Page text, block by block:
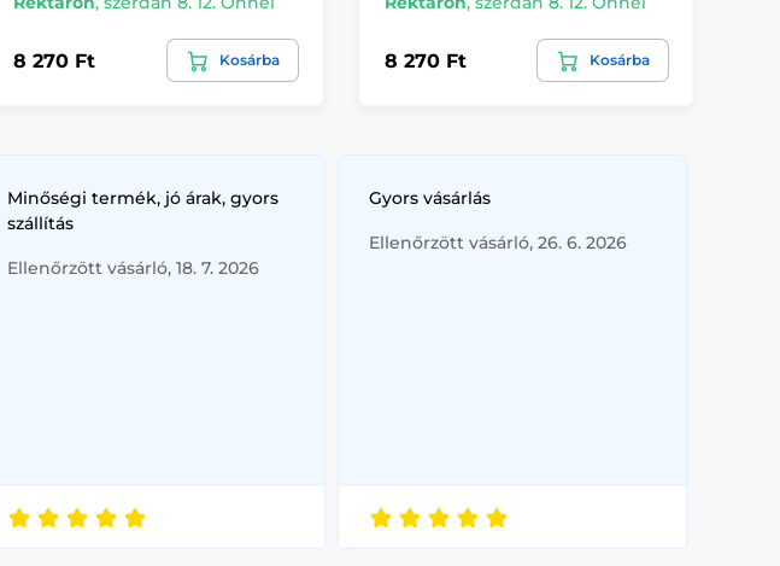
8 270 Ft Kosárba 8 270 Ft Kosárba
Minőségi termék, jó árak, gyors
szállítás
Ellenőrzött vásárló, 18. 7. 2026
Gyors vásárlás
Ellenőrzött vásárló, 26. 6. 2026